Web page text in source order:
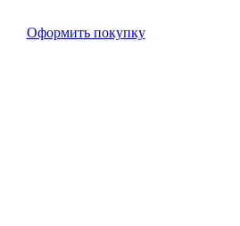
Оформить покупку